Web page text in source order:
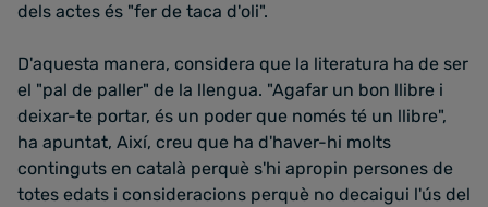
dels actes és "fer de taca d'oli".
D'aquesta manera, considera que la literatura ha de ser
el "pal de paller" de la llengua. "Agafar un bon llibre i
deixar-te portar, és un poder que només té un llibre",
ha apuntat, Així, creu que ha d'haver-hi molts
continguts en català perquè s'hi apropin persones de
totes edats i consideracions perquè no decaigui l'ús del